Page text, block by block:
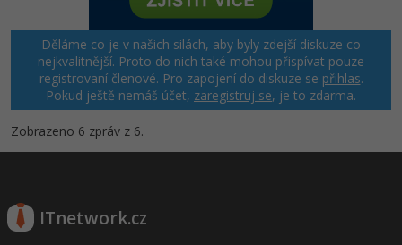
Sítě
Kybernetická bezpečnost
Elektronický podpis
Fórum
Děláme co je v našich silách, aby byly zdejší diskuze co
nejkvalitnější. Proto do nich také mohou přispívat pouze
registrovaní členové. Pro zapojení do diskuze se přihlas.
Pokud ještě nemáš účet, zaregistruj se, je to zdarma.
Zobrazeno 6 zpráv z 6.
ITnetwork.cz